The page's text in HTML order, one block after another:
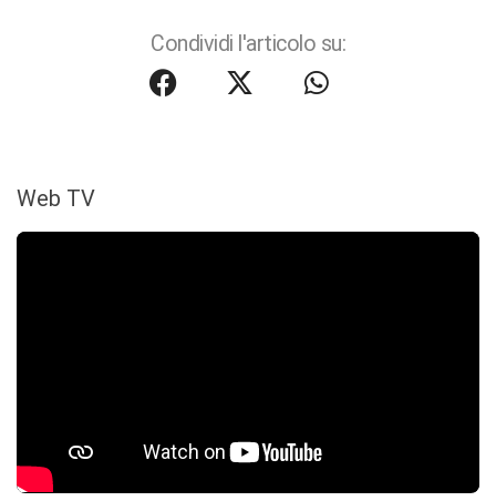
Condividi l'articolo su:
Web TV